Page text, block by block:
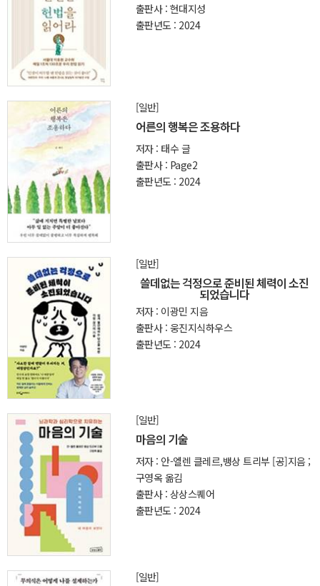
출판사 : 현대지성
출판년도 : 2024
[일반]
어른의 행복은 조용하다
저자 : 태수 글
출판사 : Page2
출판년도 : 2024
[일반]
쓸데없는 걱정으로 준비된 체력이 소진
되었습니다
저자 : 이광민 지음
출판사 : 웅진지식하우스
출판년도 : 2024
[일반]
마음의 기술
저자 : 안-엘렌 클레르,뱅상 트리부 [공]지음 ;
구영옥 옮김
출판사 : 상상스퀘어
출판년도 : 2024
[일반]